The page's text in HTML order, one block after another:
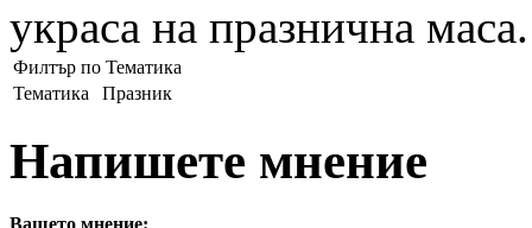
украса на празнична
Филтър по Тематика
Тематика
Празник
Напишете мнение